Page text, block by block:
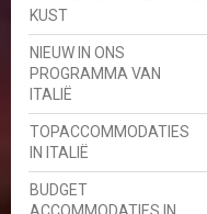
KUST
NIEUW IN ONS
PROGRAMMA VAN
ITALIË
TOPACCOMMODATIES
IN ITALIË
BUDGET